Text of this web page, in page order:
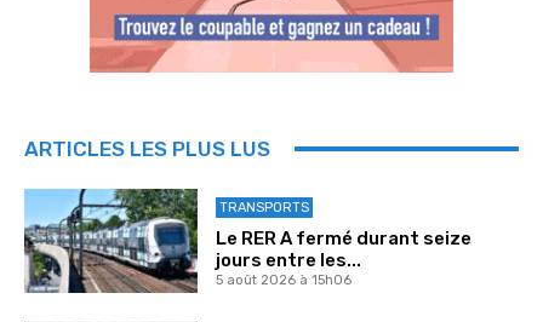
ARTICLES LES PLUS LUS
TRANSPORTS
Le RER A fermé durant seize
jours entre les...
5 août 2026 à 15h06